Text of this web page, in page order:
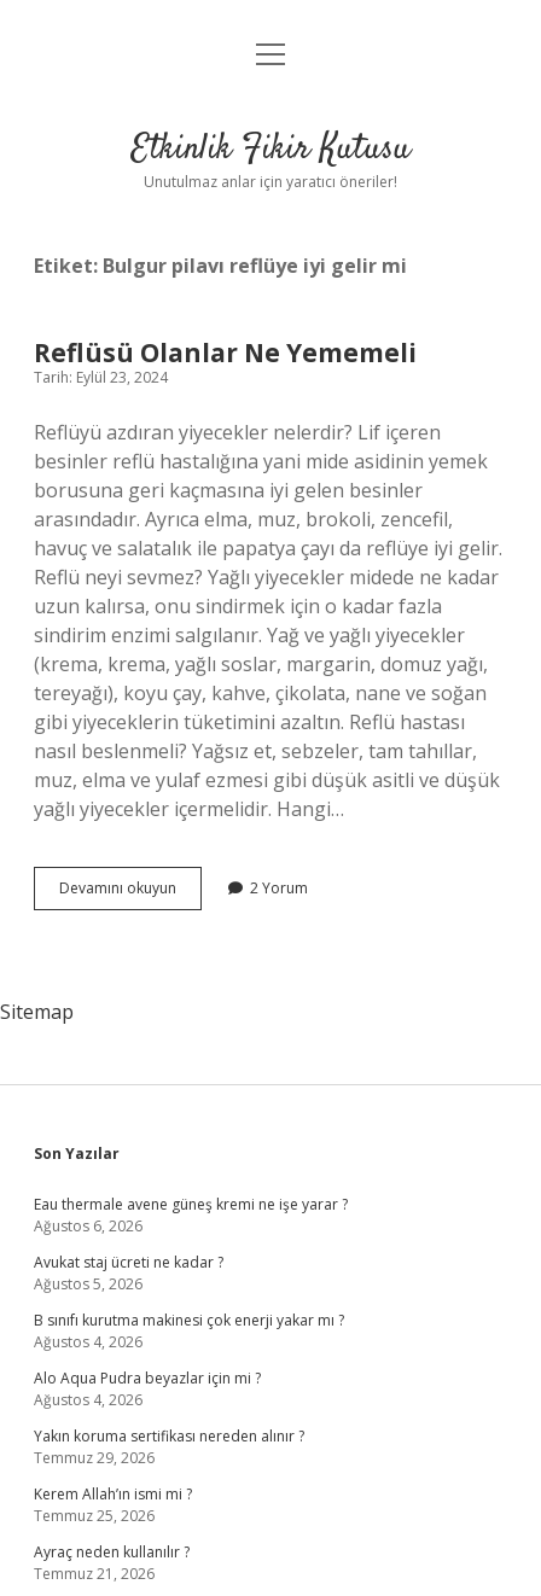
Anasayfa
Yasal Uyarı
menüyü
Etkinlik Fikir Kutusu
Unutulmaz anlar için yaratıcı öneriler!
Etiket: Bulgur pilavı reflüye iyi gelir mi
Reflüsü Olanlar Ne Yememeli
Tarih: Eylül 23, 2024
Reflüyü azdıran yiyecekler nelerdir? Lif içeren
besinler reflü hastalığına yani mide asidinin yemek
borusuna geri kaçmasına iyi gelen besinler
arasındadır. Ayrıca elma, muz, brokoli, zencefil,
havuç ve salatalık ile papatya çayı da reflüye iyi gelir.
Reflü neyi sevmez? Yağlı yiyecekler midede ne kadar
uzun kalırsa, onu sindirmek için o kadar fazla
sindirim enzimi salgılanır. Yağ ve yağlı yiyecekler
(krema, krema, yağlı soslar, margarin, domuz yağı,
tereyağı), koyu çay, kahve, çikolata, nane ve soğan
gibi yiyeceklerin tüketimini azaltın. Reflü hastası
nasıl beslenmeli? Yağsız et, sebzeler, tam tahıllar,
muz, elma ve yulaf ezmesi gibi düşük asitli ve düşük
yağlı yiyecekler içermelidir. Hangi…
Devamını okuyun
Olanlar
2 Yorum
Sitemap
Sidebar
Son Yazılar
Eau thermale avene güneş kremi ne işe yarar ?
Ağustos 6, 2026
Avukat staj ücreti ne kadar ?
Ağustos 5, 2026
B sınıfı kurutma makinesi çok enerji yakar mı ?
Ağustos 4, 2026
Alo Aqua Pudra beyazlar için mi ?
Ağustos 4, 2026
Yakın koruma sertifikası nereden alınır ?
Temmuz 29, 2026
Kerem Allah’ın ismi mi ?
Temmuz 25, 2026
Ayraç neden kullanılır ?
Temmuz 21, 2026